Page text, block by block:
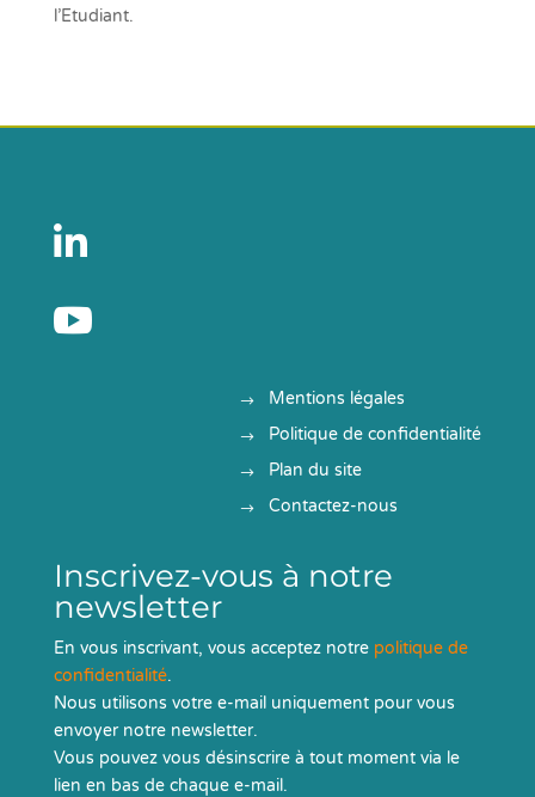
l’Etudiant.


Mentions légales
Politique de confidentialité
Plan du site
Contactez-nous
Inscrivez-vous à notre
newsletter
En vous inscrivant, vous acceptez notre politique de
confidentialité.
Nous utilisons votre e-mail uniquement pour vous
envoyer notre newsletter.
Vous pouvez vous désinscrire à tout moment via le
lien en bas de chaque e-mail.